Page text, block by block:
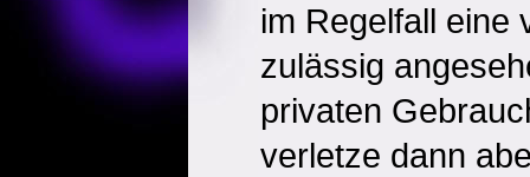
im Regelfall eine
zulässig
privaten
verletze dann